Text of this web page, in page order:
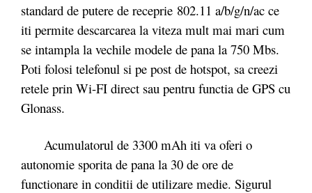
standard de putere de receprie 802.11 a/b/g/n/ac ce
iti permite descarcarea la viteza mult mai mari cum
se intampla la vechile modele de pana la 750 Mbs.
Poti folosi telefonul si pe post de hotspot, sa creezi
retele prin Wi-FI direct sau pentru functia de GPS cu
Glonass.
Acumulatorul de 3300 mAh iti va oferi o
autonomie sporita de pana la 30 de ore de
functionare in conditii de utilizare medie. Sigurul